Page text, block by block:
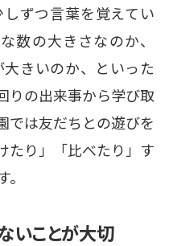
ずつ言葉を覚えてい
数の大きさなのか、
大きいのか、といった
りの出来事から学び取
では友だちとの遊びを
たり」「比べたり」す
いことが大切